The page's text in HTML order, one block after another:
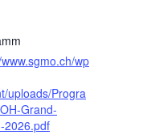
wp
uploads/Progra
Grand-
2026.pdf